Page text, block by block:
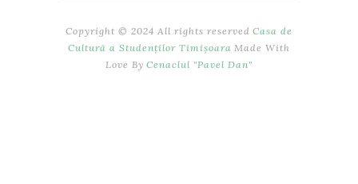
Copyright © 2024 All rights reserved Casa de
Cultură a Studenților Timișoara Made With
Love By Cenaclul "Pavel Dan"